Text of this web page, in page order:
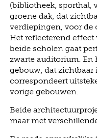
(bibliotheek, sporthal,
groene dak, dat
verdiepingen, voor de
Het reflecterend effect
beide scholen gaat
zwarte auditorium. En
gebouw, dat zichtbaar
correspondeert
vorige gebouwen.
Beide
maar met